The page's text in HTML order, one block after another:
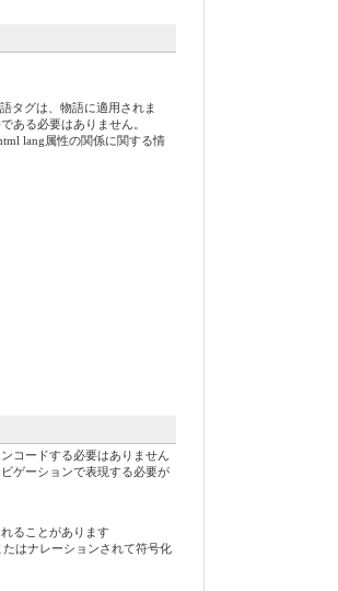
タグは、物語に適用されま
ある必要はありません。
lang属性の関係に関する情
コードする必要はありません
ゲーションで表現する必要が
ることがあります
はナレーションされて符号化